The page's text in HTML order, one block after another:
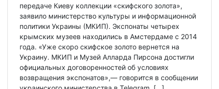
передаче Киеву коллекции «скифского золота»,
заявило министерство культуры и информационной
политики Украины (МКИП). Экспонаты четырех
крымских музеев находились в Амстердаме с 2014
года. «Уже скоро скифское золото вернется на
Украину. МКИП и Музей Алларда Пирсона достигли
официальных договоренностей об условиях
возвращения экспонатов»,— говорится в сообщении